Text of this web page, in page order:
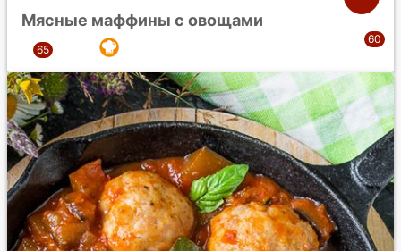
Мясные маффины с овощами